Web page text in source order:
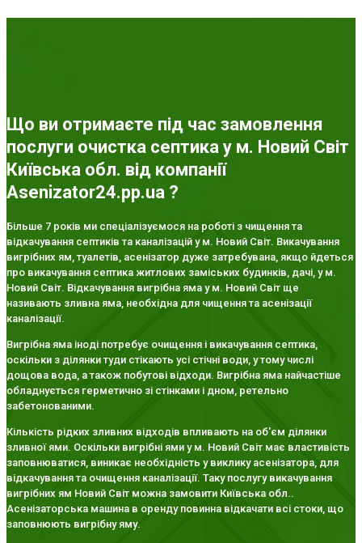
Що ви отримаєте під час замовлення
послуги очистка септика у м. Новий Світ
Київська обл. від компанії
Asenizator24.pp.ua ?
Більше 7 років ми спеціалізуємося на роботі з чищення та
відкачування септиків та каналізацій у м. Новий Світ. Викачування
вигрібних ям, туалетів, асенізатор дуже затребувана, якщо йдеться
про викачування септика житлових заміських будинків, дачі, у м.
Новий Світ. Відкачування вигрібна яма у м. Новий Світ ще
називають зливна яма, необхідна для чищення та асенізації
каналізації.
Вигрібна яма іноді потребує очищення і викачування септика,
оскільки з ділянки туди стікають усі стічні води, у тому числі
дощова вода, а також побутові відходи. Вигрібна яма найчастіше
обладнується герметично зі стінками і дном, ретельно
забетонованими.
Кількість рідких зливних відходів впливають на об'єм ділянки
зливної ями. Оскільки вигрібні ями у м. Новий Світ має властивість
заповнюватися, виникає необхідність у виклику асенізатора, для
відкачування та очищення каналізації. Таку послугу викачування
вигрібних ям Новий Світ можна замовити Київська обл..
Асенізаторська машина в оренду повинна відкачати всі стоки, що
заповнюють вигрібну яму.